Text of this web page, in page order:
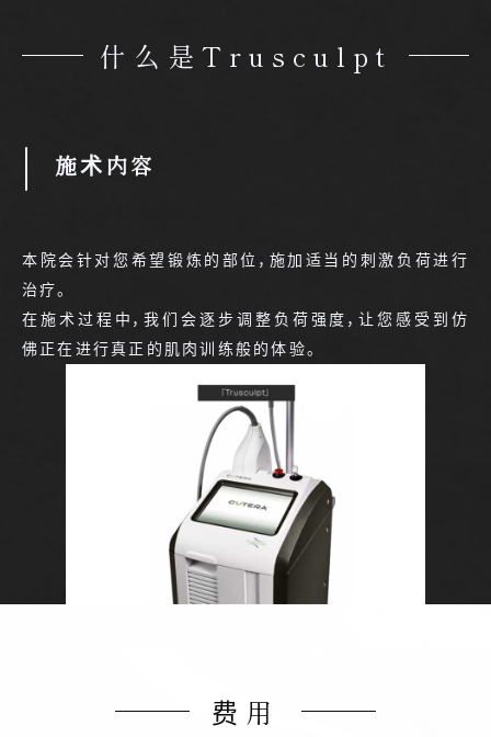
什么是Trusculpt
施术内容
本院会针对您希望锻炼的部位，施加适当的刺激负荷进行
治疗。
在施术过程中，我们会逐步调整负荷强度，让您感受到仿
佛正在进行真正的肌肉训练般的体验。
费用